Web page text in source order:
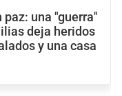
una "guerra"
deja heridos
y una casa